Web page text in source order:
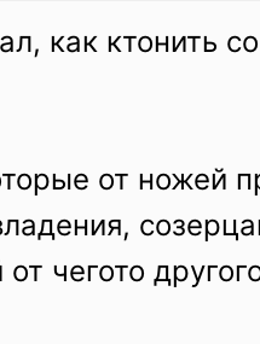
как ктонить
от ножей
чегото